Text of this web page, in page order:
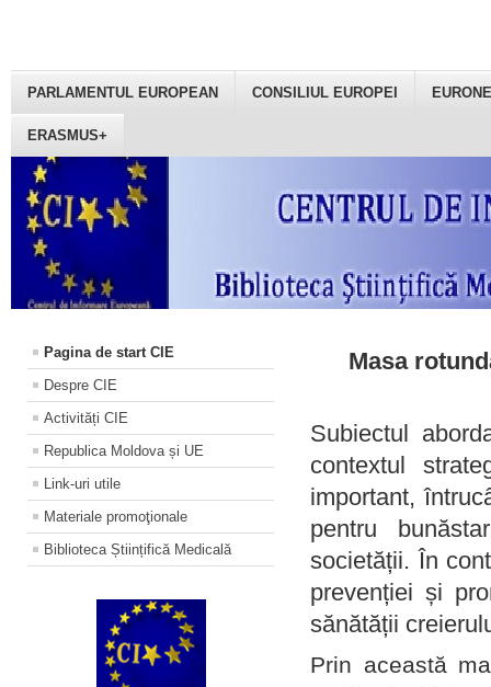
PARLAMENTUL EUROPEAN CONSILIUL EUROPEI
ERASMUS+
Pagina de start CIE
Despre CIE
Activități CIE
Republica Moldova și UE
Link-uri utile
Materiale promoţionale
Biblioteca Științifică Medicală
Masa
Subiectul
contextul
important,
pentru
societății. În
prevenției și
sănătății
Prin această